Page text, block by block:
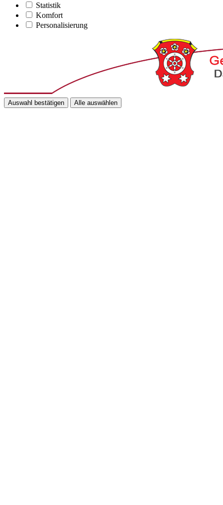
Statistik
Komfort
Personalisierung
Auswahl bestätigen Alle auswählen